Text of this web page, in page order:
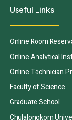
Useful Links
Online Room
Online Analytical
Online Technician
Faculty of Science
Graduate School
Chulalongkorn